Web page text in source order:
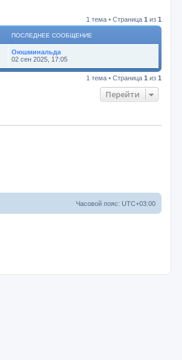
1 тема • Страница1 из1
ПОСЛЕДНЕЕ СООБЩЕНИЕ
Оюшминальда
02 сен 2025, 17:05
1 тема • Страница1 из1
Перейти
Часовой пояс: UTC+03:00